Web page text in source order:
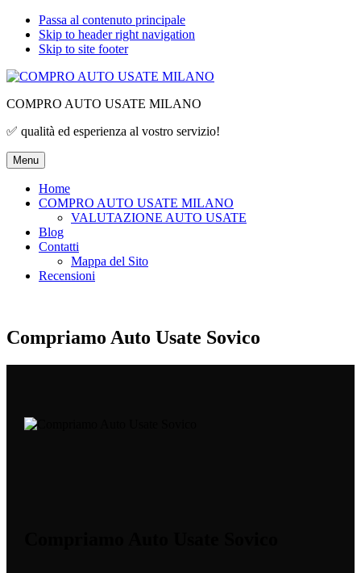
Passa al contenuto principale
Skip to header right navigation
Skip to site footer
COMPRO AUTO USATE MILANO
✅ qualità ed esperienza al vostro servizio!
Menu
Home
COMPRO AUTO USATE MILANO
VALUTAZIONE AUTO USATE
Blog
Contatti
Mappa del Sito
Recensioni
Compriamo Auto Usate Sovico